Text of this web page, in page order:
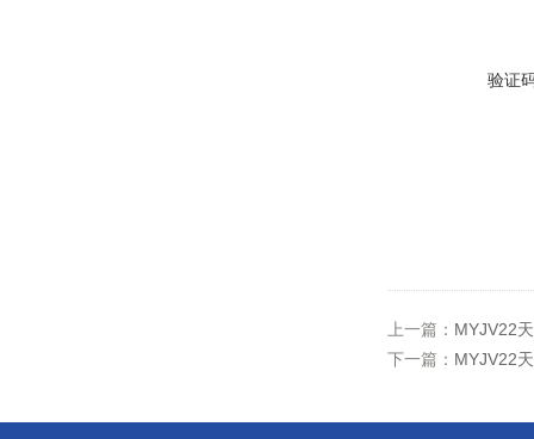
验证
上一篇： MYJV22
下一篇： MYJV22